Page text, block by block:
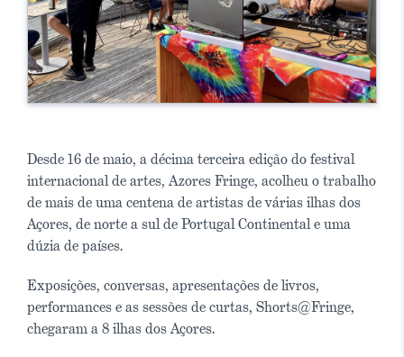
Desde 16 de maio, a décima terceira edição do festival
internacional de artes, Azores Fringe, acolheu o trabalho
de mais de uma centena de artistas de várias ilhas dos
Açores, de norte a sul de Portugal Continental e uma
dúzia de países.
Exposições, conversas, apresentações de livros,
performances e as sessões de curtas, Shorts@Fringe,
chegaram a 8 ilhas dos Açores.